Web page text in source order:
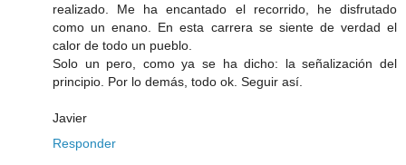
realizado. Me ha encantado el recorrido, he disfrutado
como un enano. En esta carrera se siente de verdad el
calor de todo un pueblo.
Solo un pero, como ya se ha dicho: la señalización del
principio. Por lo demás, todo ok. Seguir así.
Javier
Responder